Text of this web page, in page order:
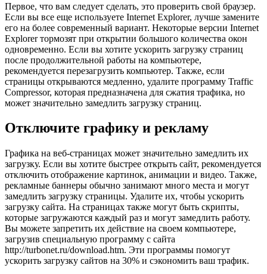
Первое, что вам следует сделать, это проверить свой браузер.
Если вы все еще используете Internet Explorer, лучше замените
его на более современный вариант. Некоторые версии Internet
Explorer тормозят при открытии большого количества окон
одновременно. Если вы хотите ускорить загрузку страниц
после продолжительной работы на компьютере,
рекомендуется перезагрузить компьютер. Также, если
страницы открываются медленно, удалите программу Traffic
Compressor, которая предназначена для сжатия трафика, но
может значительно замедлить загрузку страниц.
Отключите графику и рекламу
Графика на веб-страницах может значительно замедлить их
загрузку. Если вы хотите быстрее открыть сайт, рекомендуется
отключить отображение картинок, анимации и видео. Также,
рекламные баннеры обычно занимают много места и могут
замедлить загрузку страницы. Удалите их, чтобы ускорить
загрузку сайта. На страницах также могут быть скрипты,
которые загружаются каждый раз и могут замедлить работу.
Вы можете запретить их действие на своем компьютере,
загрузив специальную программу с сайта
http://turbonet.ru/download.htm. Эти программы помогут
ускорить загрузку сайтов на 30% и сэкономить ваш трафик.